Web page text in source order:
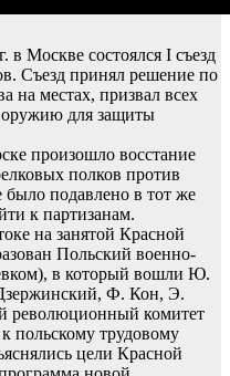
в Москве состоялся I съезд
Съезд принял решение по
на местах, призвал всех
оружию для защиты
произошло восстание
полков против
было подавлено в тот же
к партизанам.
на занятой Красной
Польский военно-
в который вошли Ю.
Ф. Кон, Э.
революционный комитет
польскому трудовому
цели Красной